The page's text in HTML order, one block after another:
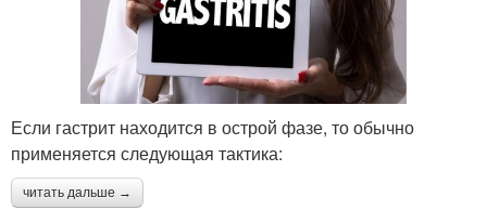
Если гастрит находится в острой фазе, то обычно
применяется следующая тактика:
читать дальше →